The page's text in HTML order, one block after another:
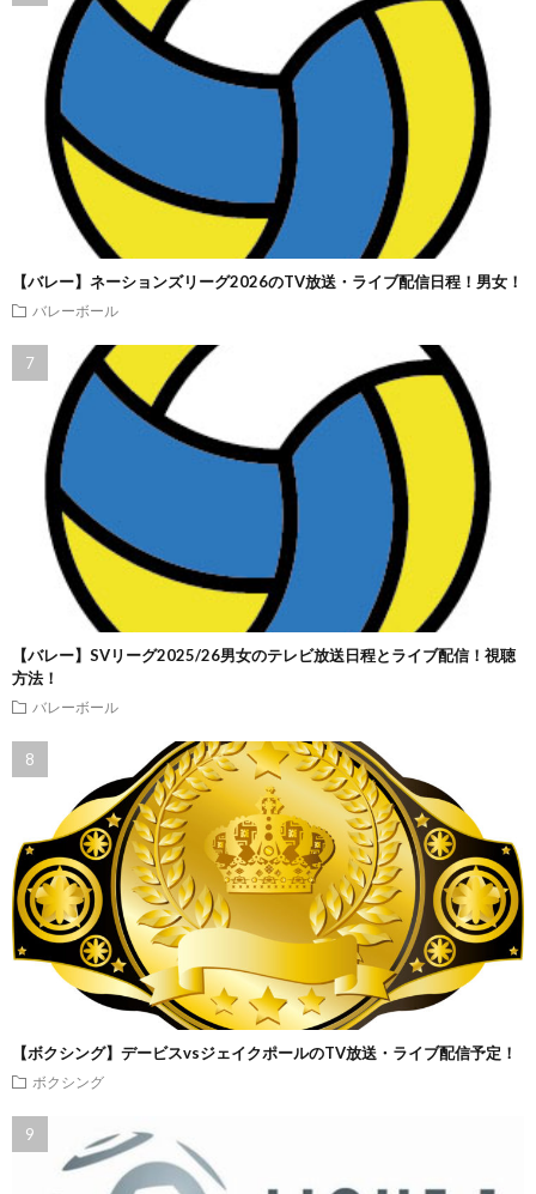
【バレー】ネーションズリーグ2026のTV放送・ライブ配信日程！男女！
バレーボール
【バレー】SVリーグ2025/26男女のテレビ放送日程とライブ配信！視聴
方法！
バレーボール
【ボクシング】デービスvsジェイクポールのTV放送・ライブ配信予定！
ボクシング